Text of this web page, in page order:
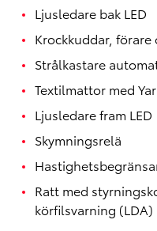
Ljusledare bak LED
Krockkuddar,
Strålkastare
Textilmattor med
Ljusledare fram LED
Skymningsrelä
Ratt med
körfilsvarning (LDA)